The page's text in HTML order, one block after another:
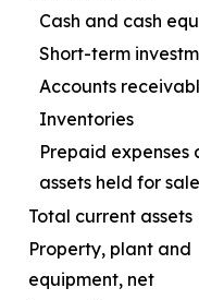
Cash and cash
Short-term
Accounts
Inventories
Prepaid expenses
assets held for sale
Total current assets
Property, plant and
equipment, net